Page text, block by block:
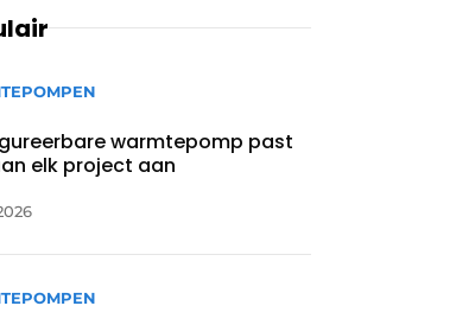
warmtepomp past
elk project aan